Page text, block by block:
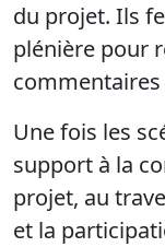
du projet. Ils
plénière pour
Une fois les
support à la
projet, au
et la